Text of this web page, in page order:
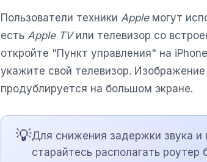
Пользователи техники Appleмогут
есть Apple TVили телевизор со
откройте "Пункт управления" на
укажите свой телевизор.
продублируется на большом экране.
💡Для снижения задержки звука и
старайтесь располагать